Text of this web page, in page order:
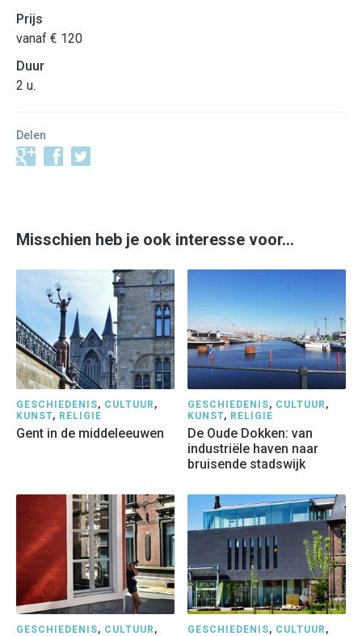
Prijs
vanaf € 120
Duur
2 u.
Delen
Misschien heb je ook interesse voor…
GESCHIEDENIS, CULTUUR ,
KUNST, RELIGIE
Gent in de middeleeuwen
GESCHIEDENIS, CULTUUR ,
KUNST, RELIGIE
De Oude Dokken: van
industriële haven naar
bruisende stadswijk
GESCHIEDENIS, CULTUUR ,
GESCHIEDENIS, CULTUUR ,